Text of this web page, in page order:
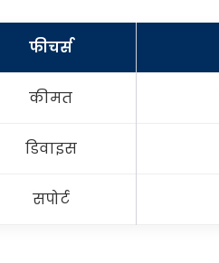
फीचर्स
कीमत
डिवाइस
सपोर्ट